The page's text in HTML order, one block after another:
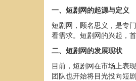
一、短剧网的起源与定义
短剧网，顾名思义，是专
看需求。短剧网的兴起，
二、短剧网的发展现状
目前，短剧网在市场上表
团队也开始将目光投向短